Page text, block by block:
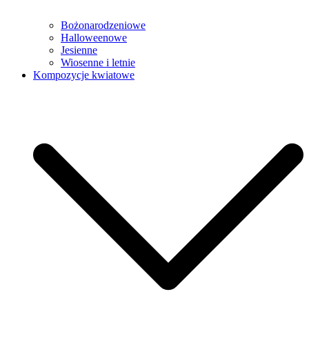
Bożonarodzeniowe
Halloweenowe
Jesienne
Wiosenne i letnie
Kompozycje kwiatowe